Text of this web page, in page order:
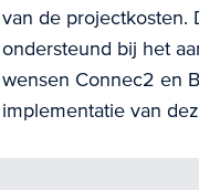
van de projectkosten.
ondersteund bij het
wensen Connec2 en
implementatie van